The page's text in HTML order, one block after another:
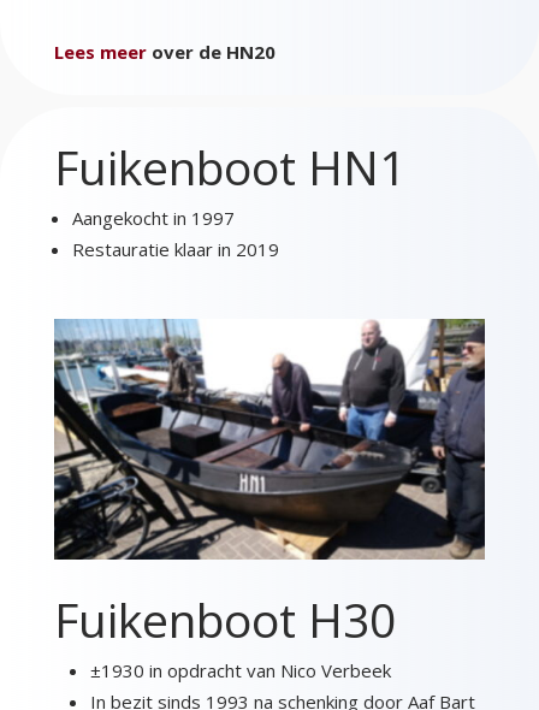
Lees meerover de HN20
Fuikenboot HN1
Aangekocht in 1997
Restauratie klaar in 2019
Fuikenboot H30
±1930 in opdracht van Nico Verbeek
In bezit sinds 1993 na schenking door Aaf Bart